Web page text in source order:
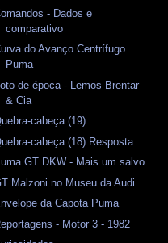
- Dados e
comparativo
do Avanço Centrífugo
Puma
de época - Lemos Brentar
& Cia
cabeça (19)
cabeça (18) Resposta
GT DKW - Mais um salvo
Malzoni no Museu da Audi
da Capota Puma
- Motor 3 - 1982